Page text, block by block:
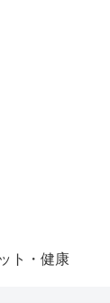
ト・健康